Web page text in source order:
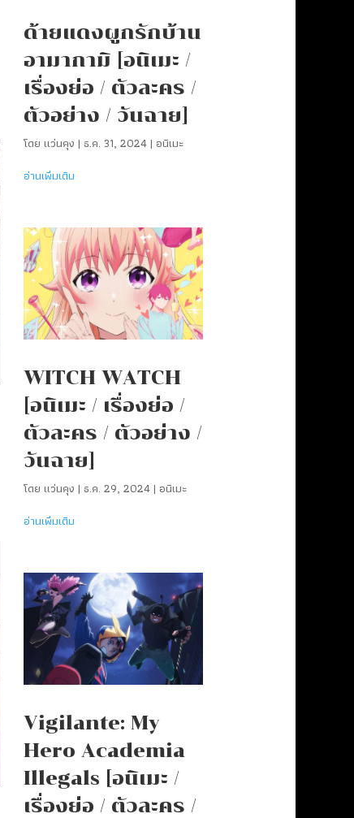
ด้ายแดงผูกรักบ้าน
อามากามิ [อนิเมะ /
เรื่องย่อ / ตัวละคร /
ตัวอย่าง / วันฉาย]
โดย แว่นคุง | ธ.ค. 31, 2024| อนิเมะ
อ่านเพิ่มเติม
WITCH WATCH
[อนิเมะ / เรื่องย่อ /
ตัวละคร / ตัวอย่าง /
วันฉาย]
โดย แว่นคุง | ธ.ค. 29, 2024| อนิเมะ
อ่านเพิ่มเติม
Vigilante: My
Hero Academia
Illegals [อนิเมะ /
เรื่องย่อ / ตัวละคร /